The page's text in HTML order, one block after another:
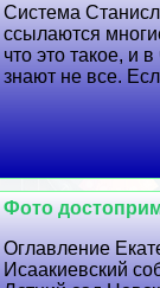
Система
ссылаются
что это такое, и
знают не все.
Фото
Оглавление
Исаакиевский